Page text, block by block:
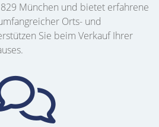
München und bietet erfahrene
Orts- und
Sie beim Verkauf Ihrer